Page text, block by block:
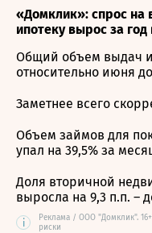
«Домклик»: спрос на
ипотеку вырос за год
Общий объем выдач
относительно июня
Заметнее всего
Объем займов для
упал на 39,5% за
Доля вторичной
выросла на 9,3 п.п. –
i
Реклама / ООО "Домклик".
риски